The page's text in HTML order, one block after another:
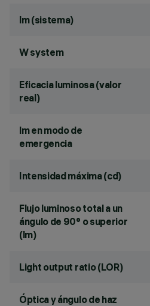
lm (sistema)
W system
Eficacia luminosa (valor
real)
lm en modo de
emergencia
Intensidad máxima (cd)
Flujo luminoso total a un
ángulo de 90° o superior
(lm)
Light output ratio (LOR)
Óptica y ángulo de haz